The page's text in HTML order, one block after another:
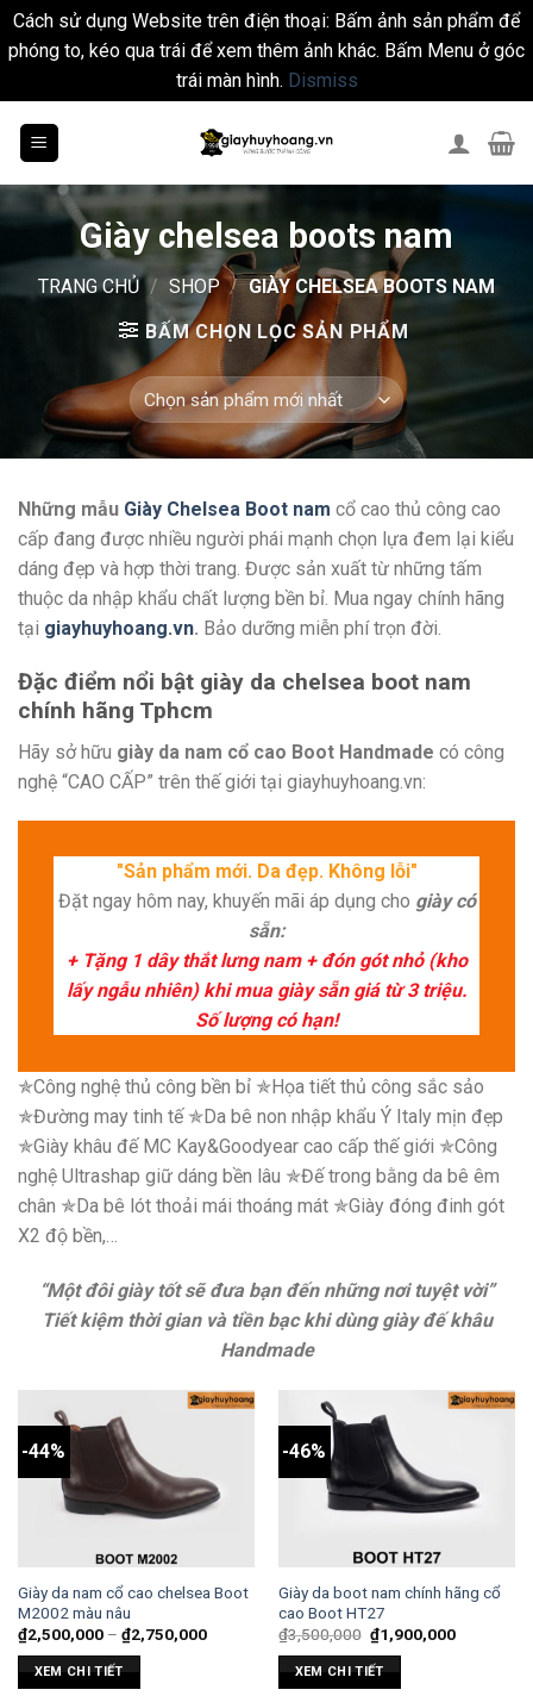
Cách sử dụng Website trên điện thoại: Bấm ảnh sản phẩm để
phóng to, kéo qua trái để xem thêm ảnh khác. Bấm Menu ở góc
trái màn hình. Dismiss
Giày chelsea boots nam
TRANG CHỦ / SHOP / GIÀY CHELSEA BOOTS NAM
BẤM CHỌN LỌC SẢN PHẨM
Những mẫu Giày Chelsea Boot nam cổ cao thủ công cao
cấp đang được nhiều người phái mạnh chọn lựa đem lại kiểu
dáng đẹp và hợp thời trang. Được sản xuất từ những tấm
thuộc da nhập khẩu chất lượng bền bỉ. Mua ngay chính hãng
tại giayhuyhoang.vn. Bảo dưỡng miễn phí trọn đời.
Đặc điểm nổi bật giày da chelsea boot nam
chính hãng Tphcm
Hãy sở hữu giày da nam cổ cao Boot Handmade có công
nghệ “CAO CẤP” trên thế giới tại giayhuyhoang.vn:
"Sản phẩm mới. Da đẹp. Không lỗi"
Đặt ngay hôm nay, khuyến mãi áp dụng cho giày có
sẵn:
+ Tặng 1 dây thắt lưng nam + đón gót nhỏ (kho
lấy ngẫu nhiên) khi mua giày sẵn giá từ 3 triệu.
Số lượng có hạn!
✯Công nghệ thủ công bền bỉ ✯Họa tiết thủ công sắc sảo
✯Đường may tinh tế ✯Da bê non nhập khẩu Ý Italy mịn đẹp
✯Giày khâu đế MC Kay&Goodyear cao cấp thế giới ✯Công
nghệ Ultrashap giữ dáng bền lâu ✯Đế trong bằng da bê êm
chân ✯Da bê lót thoải mái thoáng mát ✯Giày đóng đinh gót
X2 độ bền,…
“Một đôi giày tốt sẽ đưa bạn đến những nơi tuyệt vời”
Tiết kiệm thời gian và tiền bạc khi dùng giày đế khâu
Handmade
-44%
Giày da nam cổ cao chelsea Boot
M2002 màu nâu
₫2,500,000– ₫2,750,000
XEM CHI TIẾT
-46%
Giày da boot nam chính hãng cổ
cao Boot HT27
₫3,500,000 ₫1,900,000
XEM CHI TIẾT